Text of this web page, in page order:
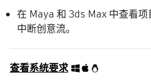
在 Maya 和 3ds Max 中查看
中断创意流。
查看系统要求